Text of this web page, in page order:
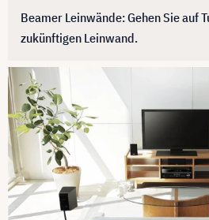
Beamer Leinwände: Gehen Sie auf
zukünftigen Leinwand.